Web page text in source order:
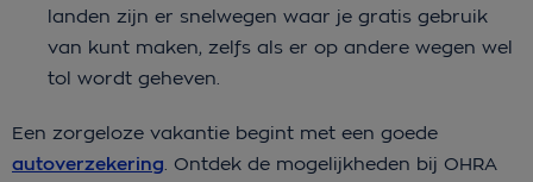
landen zijn er snelwegen waar je gratis gebruik
van kunt maken, zelfs als er op andere wegen wel
tol wordt geheven.
Een zorgeloze vakantie begint met een goede
autoverzekering. Ontdek de mogelijkheden bij OHRA